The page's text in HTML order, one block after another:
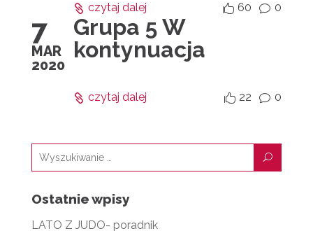
 czytaj dalej  60 v 0
7
MAR
2020
Grupa 5 W
kontynuacja
 czytaj dalej  22 v 0
U
Ostatnie wpisy
LATO Z JUDO- poradnik